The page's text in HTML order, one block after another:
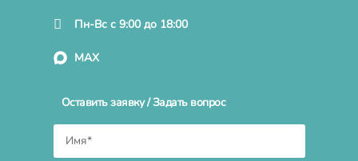
Пн-Вс с 9:00 до 18:00
MAX
Оставить заявку / Задать вопрос